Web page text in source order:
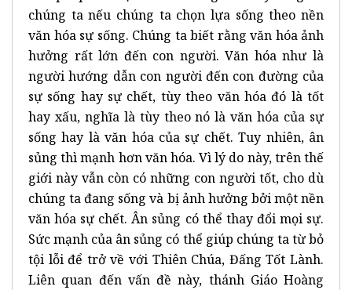
chúng ta nếu chúng ta chọn lựa sống theo nền
văn hóa sự sống. Chúng ta biết rằng văn hóa ảnh
hưởng rất lớn đến con người. Văn hóa như là
người hướng dẫn con người đến con đường của
sự sống hay sự chết, tùy theo văn hóa đó là tốt
hay xấu, nghĩa là tùy theo nó là văn hóa của sự
sống hay là văn hóa của sự chết. Tuy nhiên, ân
sủng thì mạnh hơn văn hóa. Vì lý do này, trên thế
giới này vẫn còn có những con người tốt, cho dù
chúng ta đang sống và bị ảnh hưởng bởi một nền
văn hóa sự chết. Ân sủng có thể thay đổi mọi sự.
Sức mạnh của ân sủng có thể giúp chúng ta từ bỏ
tội lỗi để trở về với Thiên Chúa, Đấng Tốt Lành.
Liên quan đến vấn đề này, thánh Giáo Hoàng